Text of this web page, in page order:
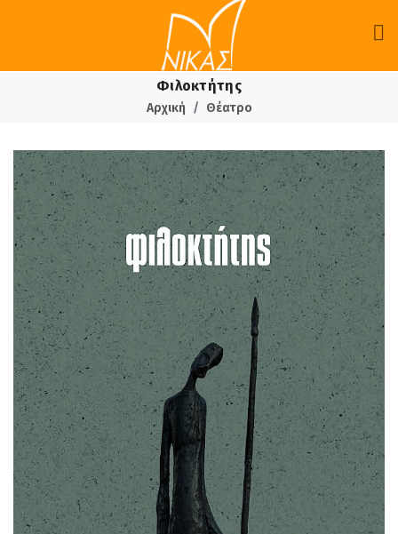
Φιλοκτήτης
Αρχική Θέατρο